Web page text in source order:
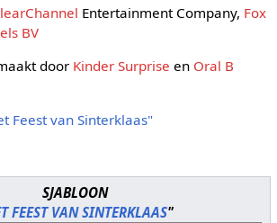
Entertainment Company, Fox
BV
door Kinder Surprise en Oral B
Feest van Sinterklaas"
SJABLOON
FEEST VAN SINTERKLAAS"